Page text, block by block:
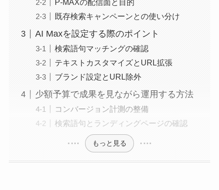
P-MAXの配信面と目的
既存検索キャンペーンとの使い分け
AI Maxを設定する際のポイント
検索語句マッチングの確認
テキストカスタマイズとURL拡張
ブランド設定とURL除外
少額予算で成果を見ながら運用する方法
コンバージョン計測の整備
検索語句とランディングページの確認
もっと見る